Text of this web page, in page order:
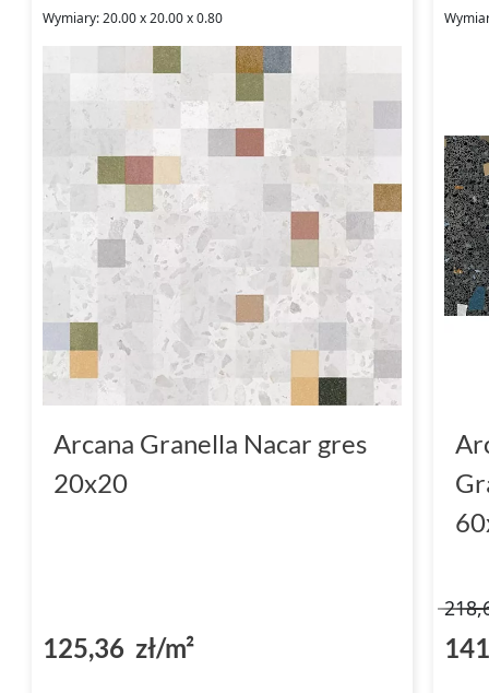
Wymiary: 20.00 x 20.00 x 0.80
Arcana Granella Nacar gres
20x20
125,36 zł/m²